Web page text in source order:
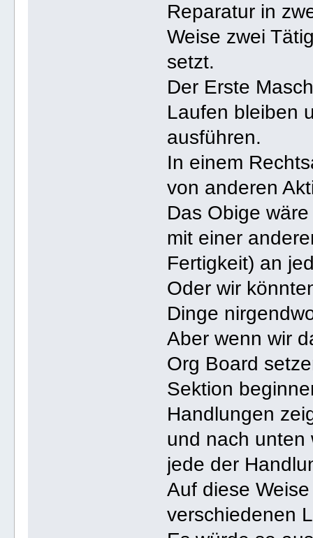
Reparatur in
Weise zwei
setzt.
Der Erste
Laufen bleiben
ausführen.
In einem
von anderen
Das Obige
mit einer
Fertigkeit) an
Oder wir
Dinge
Aber wenn wir
Org Board
Sektion
Handlungen
und nach unten
jede der
Auf diese
verschiedenen